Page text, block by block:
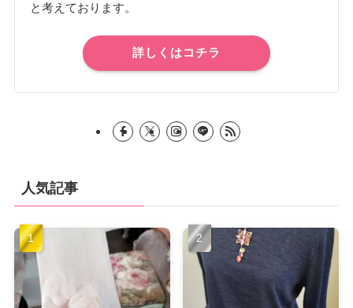
と考えております。
詳しくはコチラ
人気記事